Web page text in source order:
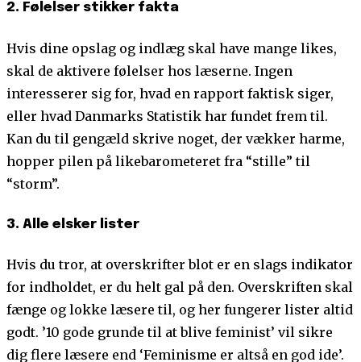
2. Følelser stikker fakta
Hvis dine opslag og indlæg skal have mange likes,
skal de aktivere følelser hos læserne. Ingen
interesserer sig for, hvad en rapport faktisk siger,
eller hvad Danmarks Statistik har fundet frem til.
Kan du til gengæld skrive noget, der vækker harme,
hopper pilen på likebarometeret fra “stille” til
“storm”.
3. Alle elsker lister
Hvis du tror, at overskrifter blot er en slags indikator
for indholdet, er du helt gal på den. Overskriften skal
fænge og lokke læsere til, og her fungerer lister altid
godt. ’10 gode grunde til at blive feminist’ vil sikre
dig flere læsere end ‘Feminisme er altså en god ide’.